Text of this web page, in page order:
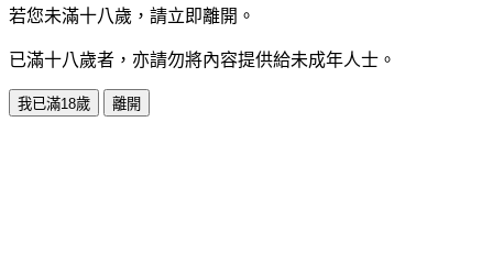
若您未滿十八歲，請立即離開。
已滿十八歲者，亦請勿將內容提供給未成年人士。
我已滿18歲 離開